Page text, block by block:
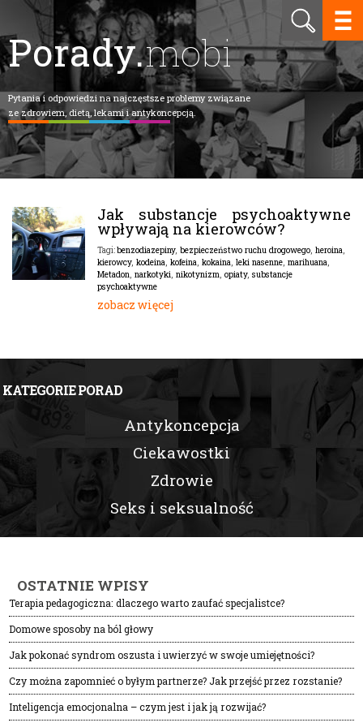
Porady.mobi
Pytania i odpowiedzi na najczęstsze problemy związane
ze zdrowiem, dietą, lekami i antykoncepcją.
Jak substancje psychoaktywne
wpływają na kierowców?
Tagi:benzodiazepiny, bezpieczeństwo ruchu drogowego, heroina,
kierowcy, kodeina, kofeina, kokaina, leki nasenne, marihuana,
Metadon, narkotyki, nikotynizm, opiaty, substancje
psychoaktywne
zobacz więcej
KATEGORIE PORAD
Antykoncepcja
Ciekawostki
Zdrowie
Seks i seksualność
OSTATNIE WPISY
Terapia pedagogiczna: dlaczego warto zaufać specjalistce?
Domowe sposoby na ból głowy
Jak pokonać syndrom oszusta i uwierzyć w swoje umiejętności?
Czy można zapomnieć o byłym partnerze? Jak przejść przez rozstanie?
Inteligencja emocjonalna – czym jest i jak ją rozwijać?